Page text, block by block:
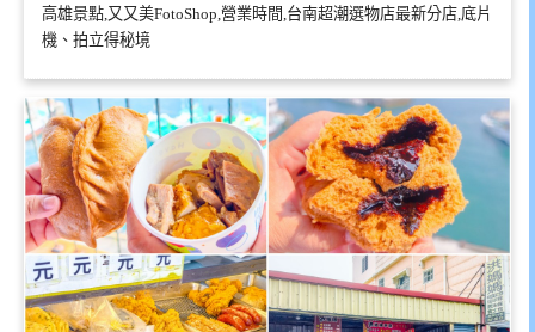
高雄景點,又又美FotoShop,營業時間,台南超潮選物店最新分店,底片
機、拍立得秘境